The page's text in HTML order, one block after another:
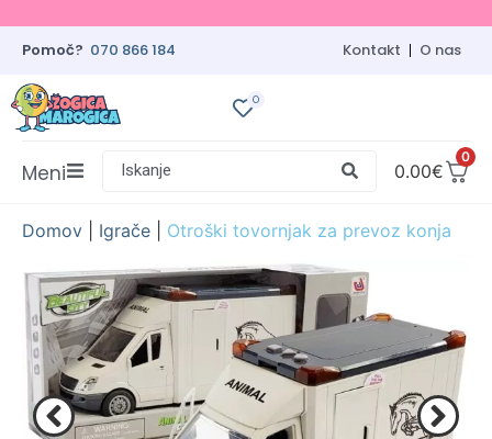
Pomoč? 070 866 184 Kontakt O nas
0
0
0.00€
Iskanje
Meni
Domov Igrače Otroški tovornjak za prevoz konja